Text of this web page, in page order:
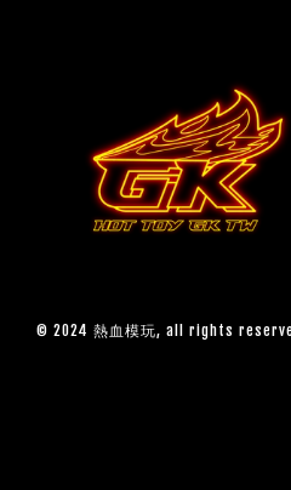
© 2024 熱血模玩, all rights